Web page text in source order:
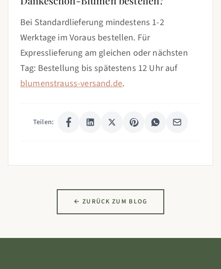
Bei Standardlieferung mindestens 1-2
Werktage im Voraus bestellen. Für
Expresslieferung am gleichen oder nächsten
Tag: Bestellung bis spätestens 12 Uhr auf
blumenstrauss-versand.de.
Teilen:
← ZURÜCK ZUM BLOG